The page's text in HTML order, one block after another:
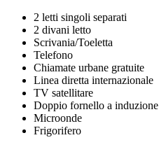
2 letti singoli separati
2 divani letto
Scrivania/Toeletta
Telefono
Chiamate urbane gratuite
Linea diretta internazionale
TV satellitare
Doppio fornello a induzione
Microonde
Frigorifero